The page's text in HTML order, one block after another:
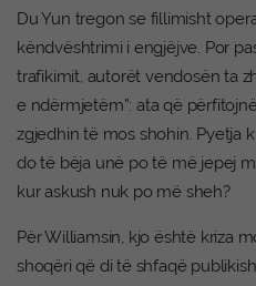
Du Yun tregon se fillimisht
këndvështrimi i engjëjve. Por
trafikimit, autorët vendosën ta
e ndërmjetëm”: ata që
zgjedhin të mos shohin. Pyetja
do të bëja unë po të më jepej
kur askush nuk po më sheh?
Për Williamsin, kjo është kriza
shoqëri që di të shfaqë